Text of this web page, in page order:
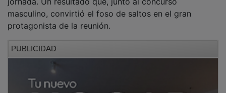
masculino, convirtió el foso de saltos en el gran
protagonista de la reunión.
El director del meeting, Mario Peinado, realizó un
balance muy positivo de esta edición especial. “En
general fue un balance positivo, con buen ambiente de